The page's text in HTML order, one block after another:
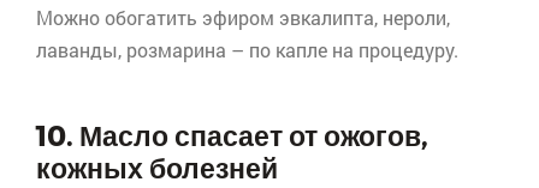
Можно обогатить эфиром эвкалипта, нероли,
лаванды, розмарина – по капле на процедуру.
10. Масло спасает от ожогов,
кожных болезней